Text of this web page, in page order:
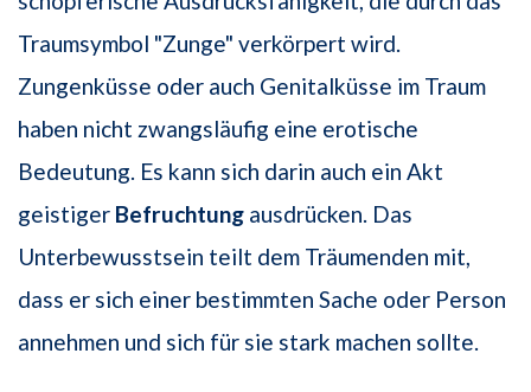
Traumsymbol "Zunge" verkörpert wird.
Zungenküsse oder auch Genitalküsse im Traum
haben nicht zwangsläufig eine erotische
Bedeutung. Es kann sich darin auch ein Akt
geistiger Befruchtung ausdrücken. Das
Unterbewusstsein teilt dem Träumenden mit,
dass er sich einer bestimmten Sache oder Person
annehmen und sich für sie stark machen sollte.